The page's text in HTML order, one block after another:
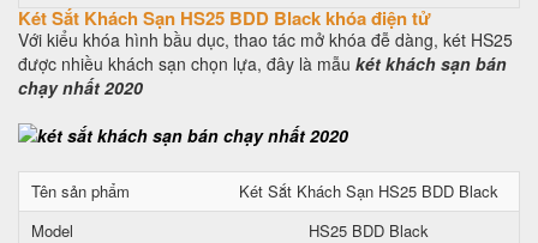
Két Sắt Khách Sạn HS25 BDD Black khóa điện tử
Với kiểu khóa hình bầu dục, thao tác mở khóa đễ dàng, két HS25
được nhiều khách sạn chọn lựa, đây là mẫu két khách sạn bán
chạy nhất 2020
Tên sản phẩm
Két Sắt Khách Sạn HS25 BDD Black
Model
HS25 BDD Black